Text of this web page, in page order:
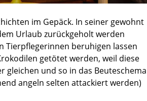
im Gepäck. In seiner gewohnt
Urlaub zurückgeholt werden
Tierpflegerinnen beruhigen lassen
getötet werden, weil diese
gleichen und so in das Beuteschema
angeln selten attackiert werden)